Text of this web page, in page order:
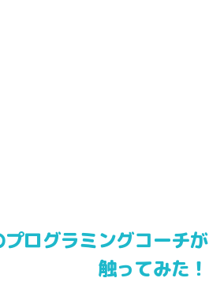
ログラミングコーチが
触ってみた！